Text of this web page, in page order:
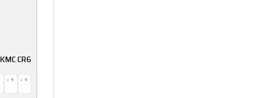
KMC CR6
-
-